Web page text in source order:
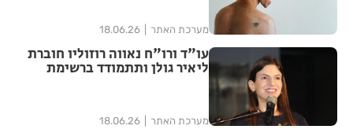
מערכת האתר 18.06.26
עו"ד ורו"ח נאווה רוזוליו חוברת
ליאיר גולן ותתמודד ברשימת
מערכת האתר 18.06.26